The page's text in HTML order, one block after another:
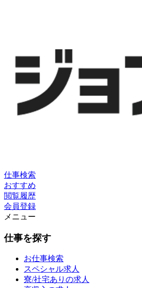
仕事検索
おすすめ
閲覧履歴
会員登録
メニュー
仕事を探す
お仕事検索
スペシャル求人
寮/社宅ありの求人